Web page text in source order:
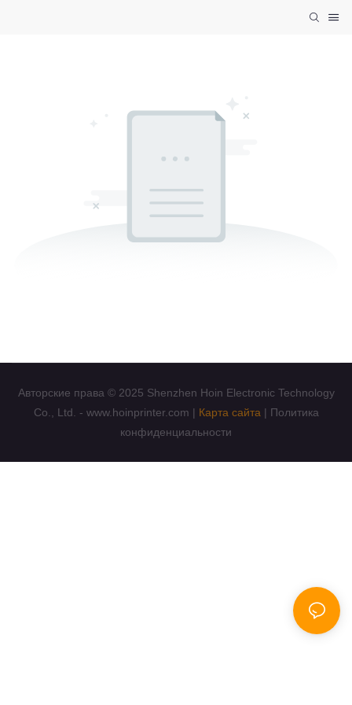
Авторские права © 2025 Shenzhen Hoin Electronic Technology
Co., Ltd. - www.hoinprinter.com | Карта сайта| Политика
конфиденциальности